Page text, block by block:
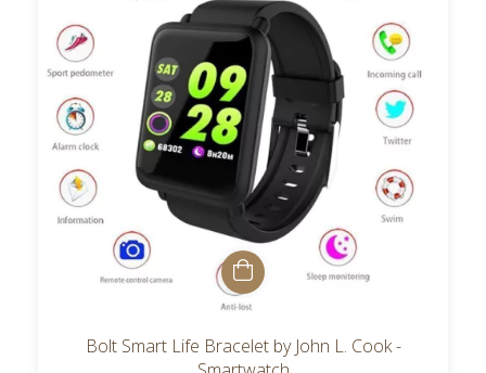
Bolt Smart Life Bracelet by John L. Cook -